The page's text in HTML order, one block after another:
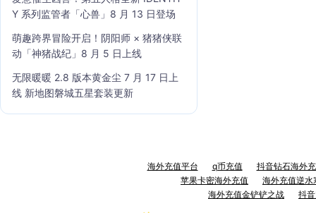
Y 系列监管者「心兽」8 月 13 日登场
萌趣跨界冒险开启！阴阳师 × 猪猪侠联
动「神猪战纪」8 月 5 日上线
无限暖暖 2.8 版本黄金尘 7 月 17 日上
线 新地图磐城五星套装更新
海外充值平台 q币充值
抖音钻石海外
苹果卡密海外充值
海外充值逆水
海外充值金铲铲之战
抖